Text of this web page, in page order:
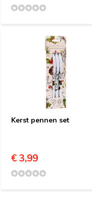
Kerst pennen set
€ 3,99